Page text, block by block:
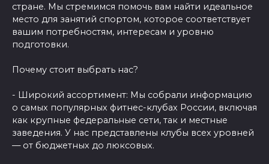
стране. Мы стремимся помочь вам найти идеальное
место для занятий спортом, которое соответствует
вашим потребностям, интересам и уровню
подготовки.
Почему стоит выбрать нас?
- Широкий ассортимент: Мы собрали информацию
о самых популярных фитнес-клубах России, включая
как крупные федеральные сети, так и местные
заведения. У нас представлены клубы всех уровней
— от бюджетных до люксовых.